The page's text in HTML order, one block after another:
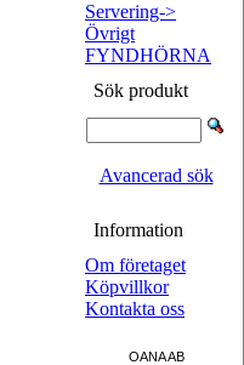
Servering->
Övrigt
FYNDHÖRNA
Sök produkt
Avancerad sök
Information
Om företaget
Köpvillkor
Kontakta oss
OANA AB